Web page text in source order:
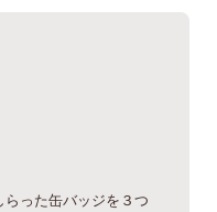
った缶バッジを３つ